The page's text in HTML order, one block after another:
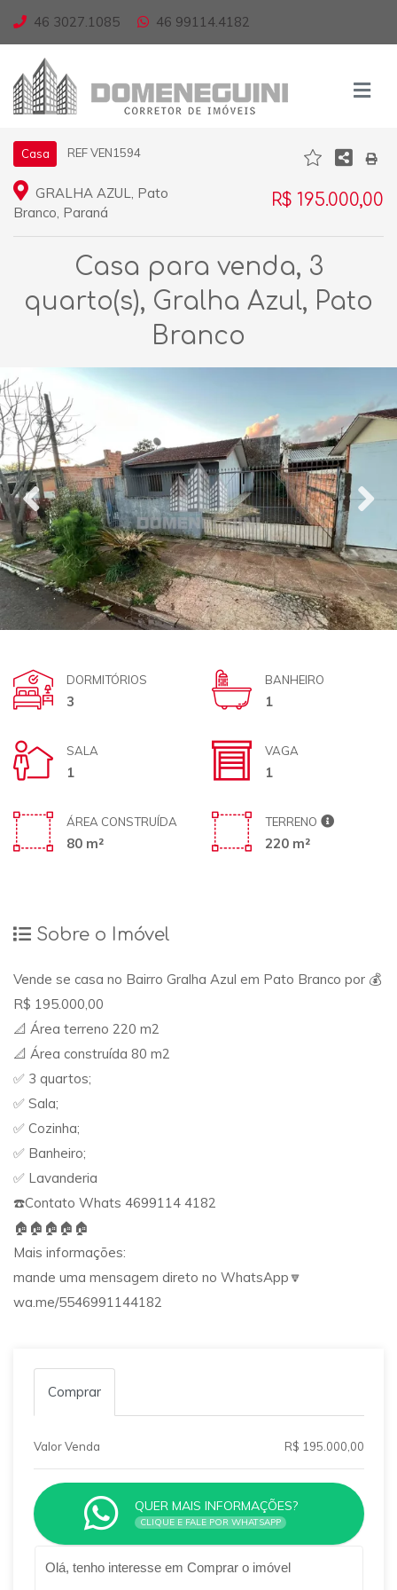
46 3027.1085 46 99114.4182
Casa REF VEN1594
GRALHA AZUL, Pato
Branco, Paraná
R$ 195.000,00
Casa para venda, 3
quarto(s), Gralha Azul, Pato
Branco
DORMITÓRIOS
3
BANHEIRO
1
SALA
1
VAGA
1
ÁREA CONSTRUÍDA
80 m²
TERRENO
220 m²
Sobre o Imóvel
Vende se casa no Bairro Gralha Azul em Pato Branco por 💰
R$ 195.000,00
📐 Área terreno 220 m2
📐 Área construída 80 m2
✅ 3 quartos;
✅ Sala;
✅ Cozinha;
✅ Banheiro;
✅ Lavanderia
☎️Contato Whats 4699114 4182
🏠🏠🏠🏠🏠
Mais informações:
mande uma mensagem direto no WhatsApp🔽
wa.me/5546991144182
Comprar
Valor Venda R$ 195.000,00
QUER MAIS INFORMAÇÕES?
CLIQUE E FALE POR WHATSAPP